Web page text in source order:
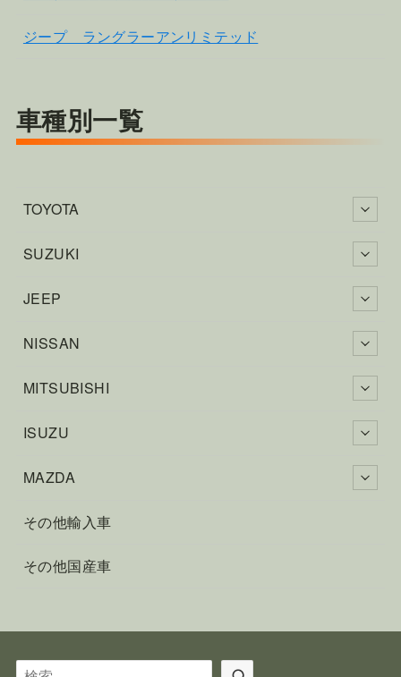
ジープ ラングラーアンリミテッド
車種別一覧
TOYOTA
SUZUKI
JEEP
NISSAN
MITSUBISHI
ISUZU
MAZDA
その他輸入車
その他国産車
検